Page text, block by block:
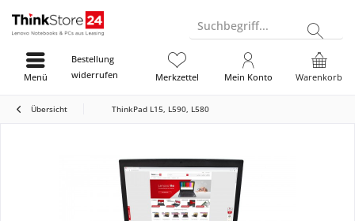
Suchbegriff...
Bestellung
widerrufen
Warenkorb
Merkzettel Mein Konto
Menü
Übersicht ThinkPad L15, L590, L580